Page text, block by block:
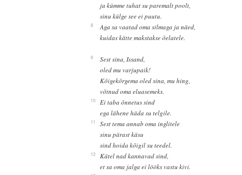
ja kümme tuhat su paremalt poolt,
sinu külge see ei puutu.
8
Aga sa vaatad oma silmaga ja näed,
kuidas kätte makstakse õelatele.
9
Sest sina, Issand,
oled mu varjupaik!
Kõigekõrgema oled sina, mu hing,
võtnud oma eluasemeks.
10
Ei taba õnnetus sind
ega lähene häda su telgile.
11
Sest tema annab oma inglitele
sinu pärast käsu
sind hoida kõigil su teedel.
12
Kätel nad kannavad sind,
et sa oma jalga ei lööks vastu kivi.